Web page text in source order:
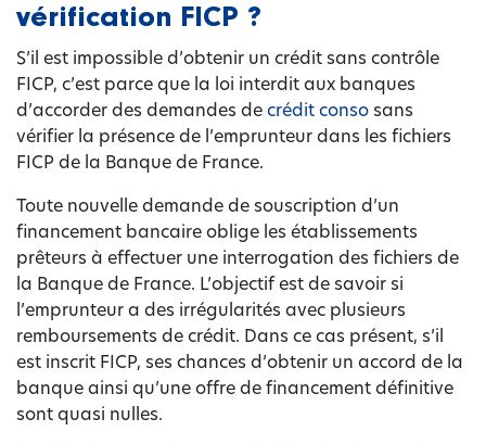
vérification FICP ?
S’il est impossible d’obtenir un crédit sans contrôle
FICP, c’est parce que la loi interdit aux banques
d’accorder des demandes decrédit conso sans
vérifier la présence de l’emprunteur dans les fichiers
FICP de la Banque de France.
Toute nouvelle demande de souscription d’un
financement bancaire oblige les établissements
prêteurs à effectuer une interrogation des fichiers de
la Banque de France. L’objectif est de savoir si
l’emprunteur a des irrégularités avec plusieurs
remboursements de crédit. Dans ce cas présent, s’il
est inscrit FICP, ses chances d’obtenir un accord de la
banque ainsi qu’une offre de financement définitive
sont quasi nulles.